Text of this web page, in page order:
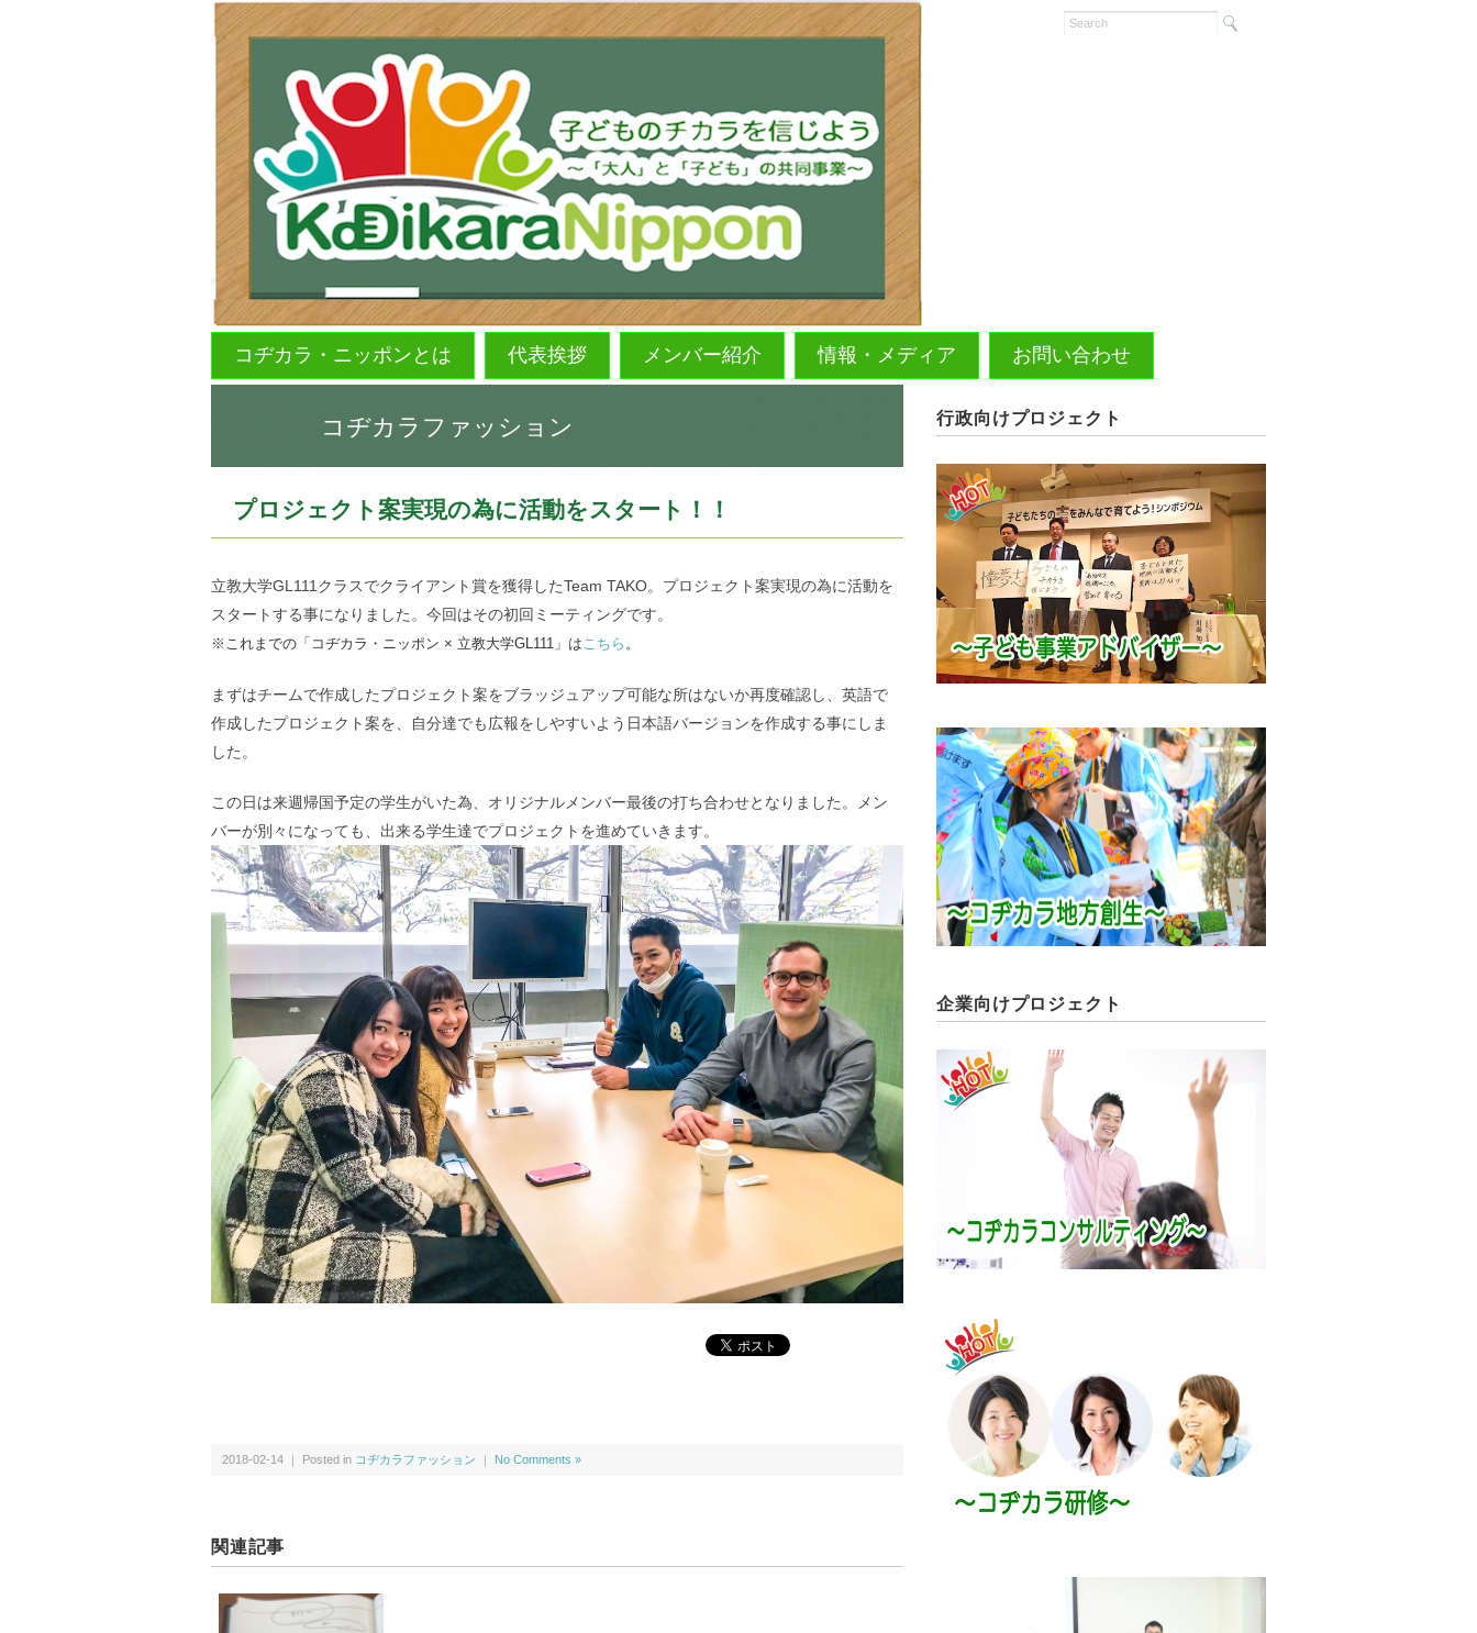
コヂカラ・ニッポンとは 代表挨拶 メンバー紹介 情報・メディア お問い合わせ
コヂカラファッション
プロジェクト案実現の為に活動をスタート！！
立教大学GL111クラスでクライアント賞を獲得したTeam TAKO。プロジェクト案実現の為に活動を
スタートする事になりました。今回はその初回ミーティングです。
※これまでの「コヂカラ・ニッポン × 立教大学GL111」はこちら 。
まずはチームで作成したプロジェクト案をブラッジュアップ可能な所はないか再度確認し、英語で
作成したプロジェクト案を、自分達でも広報をしやすいよう日本語バージョンを作成する事にしま
した。
この日は来週帰国予定の学生がいた為、オリジナルメンバー最後の打ち合わせとなりました。メン
バーが別々になっても、出来る学生達でプロジェクトを進めていきます。
2018-02-14 ｜ Posted in コヂカラファッション ｜ No Comments »
関連記事
行政向けプロジェクト
企業向けプロジェクト